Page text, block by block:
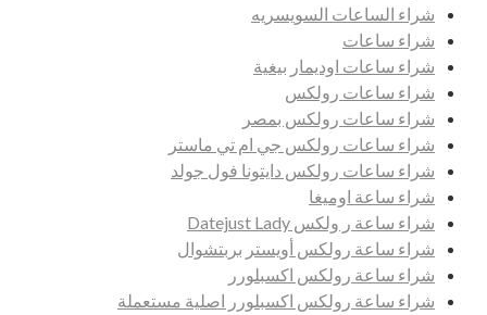
شراء الساعات السويسريه
شراء ساعات
شراء ساعات اوديمار بيغية
شراء ساعات رولكس
شراء ساعات رولكس بمصر
شراء ساعات رولكس جي ام تي ماستر
شراء ساعات رولكس دايتونا فول جولد
شراء ساعة اوميغا
شراء ساعة ر ولكس Datejust Lady
شراء ساعة رولكس أويستر بربتشوال
شراء ساعة رولكس اكسبلورر
شراء ساعة رولكس اكسبلورر اصلية مستعملة